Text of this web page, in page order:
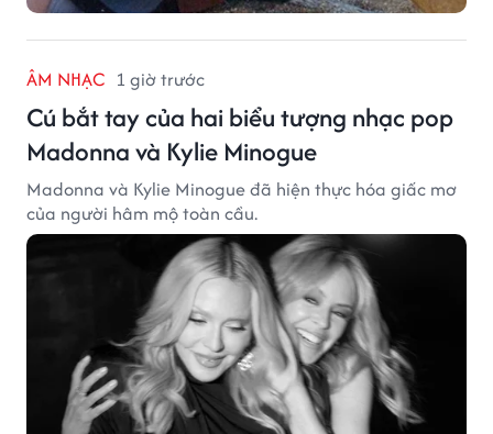
ÂM NHẠC 1 giờ trước
Cú bắt tay của hai biểu tượng nhạc pop
Madonna và Kylie Minogue
Madonna và Kylie Minogue đã hiện thực hóa giấc mơ
của người hâm mộ toàn cầu.